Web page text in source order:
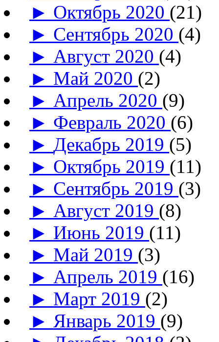
► Октябрь 2020 (21)
► Сентябрь 2020 (4)
► Август 2020 (4)
► Май 2020 (2)
► Апрель 2020 (9)
► Февраль 2020 (6)
► Декабрь 2019 (5)
► Октябрь 2019 (11)
► Сентябрь 2019 (3)
► Август 2019 (8)
► Июнь 2019 (11)
► Май 2019 (3)
► Апрель 2019 (16)
► Март 2019 (2)
► Январь 2019 (9)